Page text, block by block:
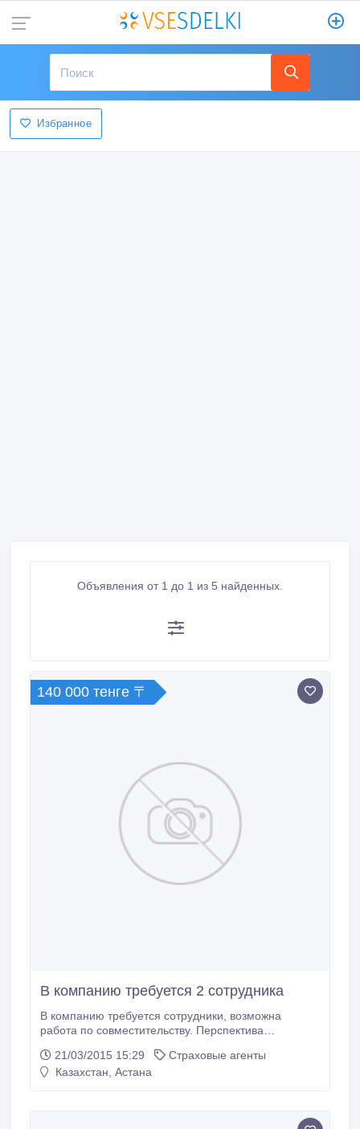
Избранное
Объявления от 1 до 1 из 5 найденных.
140 000 тенге 〒
В компанию требуется 2 сотрудника
В компанию требуется сотрудники, возможна
работа по совместительству. Перспектива
высокая личная активность, - желание обучаться.
21/03/2015 15:29
Страховые агенты
Казахстан, Астана